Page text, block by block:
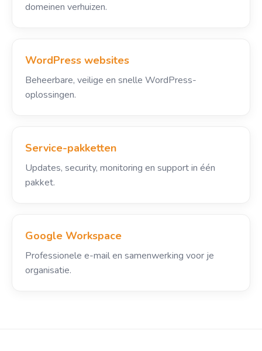
domeinen verhuizen.
WordPress websites
Beheerbare, veilige en snelle WordPress-
oplossingen.
Service-pakketten
Updates, security, monitoring en support in één
pakket.
Google Workspace
Professionele e-mail en samenwerking voor je
organisatie.